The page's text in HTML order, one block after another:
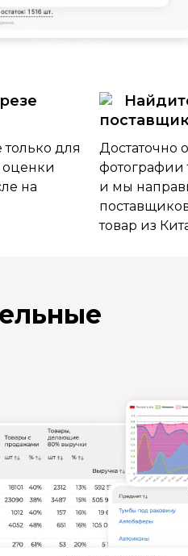
для
оценки
на
Достаточно
фотографии
и мы
товар из